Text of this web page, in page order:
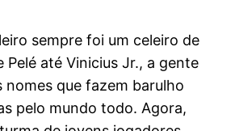
sempre foi um celeiro de
Pelé até Vinicius Jr., a gente
nomes que fazem barulho
pelo mundo todo. Agora,